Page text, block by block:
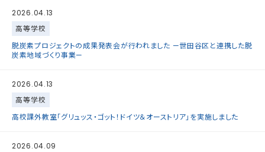
2026.04.13
高等学校
脱炭素プロジェクトの成果発表会が行われました —世田谷区と連携した脱
炭素地域づくり事業—
2026.04.13
高等学校
高校課外教室「グリュッス・ゴット！ドイツ＆オーストリア」を実施しました
2026.04.09